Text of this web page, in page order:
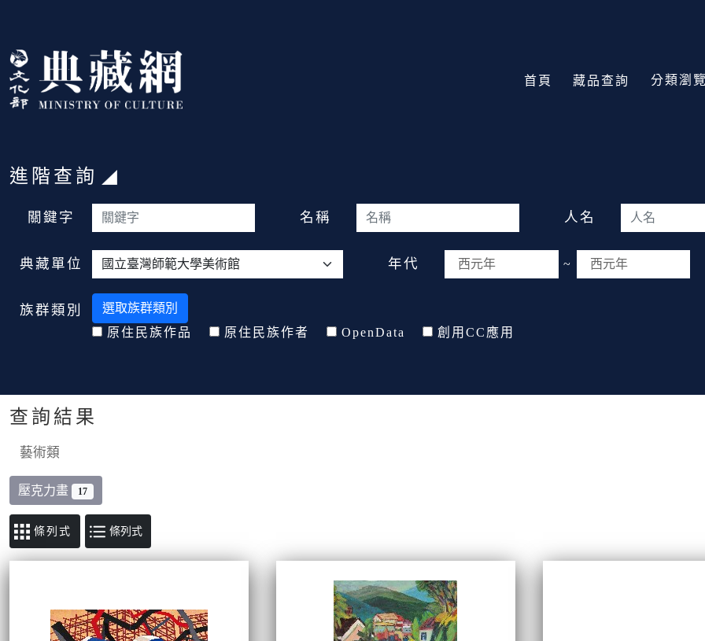
::: 首頁 藏品查詢 分類瀏
:::
進階查詢
關鍵字 名稱 人名
典藏單位 年代 ~
族群類別
選取族群類別
原住民族作品
原住民族作者 OpenData 創用CC應用
查詢結果
藝術類
壓克力畫 17
條列式